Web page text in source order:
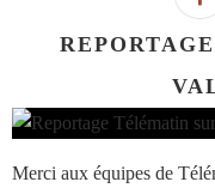
Merci aux équipes de